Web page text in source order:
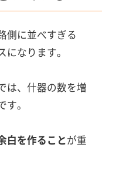
側に並べすぎる
なります。
は、什器の数を増
。
白を作ることが重